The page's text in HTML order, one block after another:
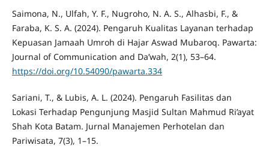
Saimona, N., Ulfah, Y. F., Nugroho, N. A. S., Alhasbi, F., &
Faraba, K. S. A. (2024). Pengaruh Kualitas Layanan terhadap
Kepuasan Jamaah Umroh di Hajar Aswad Mubaroq. Pawarta:
Journal of Communication and Da’wah, 2(1), 53–64.
https://doi.org/10.54090/pawarta.334
Sariani, T., & Lubis, A. L. (2024). Pengaruh Fasilitas dan
Lokasi Terhadap Pengunjung Masjid Sultan Mahmud Ri’ayat
Shah Kota Batam. Jurnal Manajemen Perhotelan dan
Pariwisata, 7(3), 1–15.